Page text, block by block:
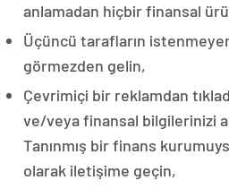
anlamadan hiçbir finansal
Üçüncü tarafların istenmeyen
görmezden gelin,
Çevrimiçi bir reklamdan
ve/veya finansal bilgilerinizi
Tanınmış bir finans
olarak iletişime geçin,